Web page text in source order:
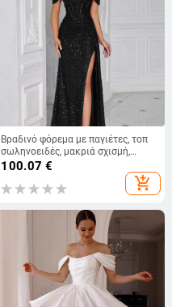
Βραδινό φόρεμα με παγιέτες, τοπ
σωληνοειδές, μακριά σχισμή,
εφαρμοστό, χωρίς μανίκια, με
100.07 €
add_shopping_cart